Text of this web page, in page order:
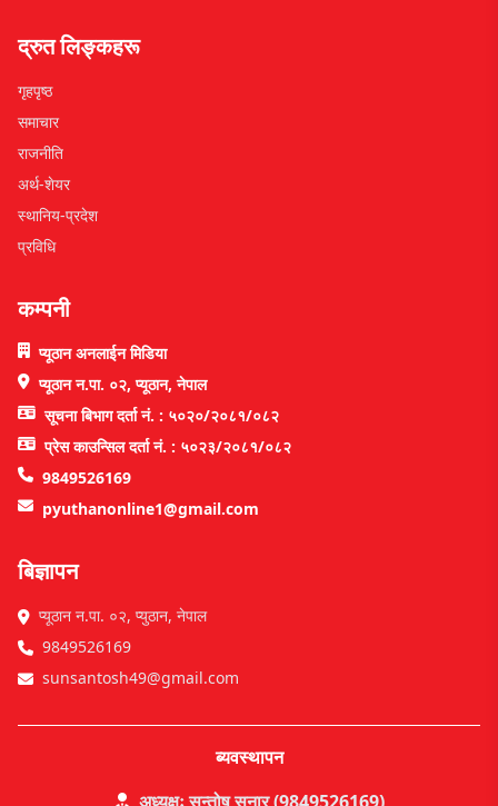
द्रुत लिङ्कहरू
गृहपृष्ठ
समाचार
राजनीति
अर्थ-शेयर
स्थानिय-प्रदेश
प्रविधि
कम्पनी
प्यूठान अनलाईन मिडिया
प्यूठान न.पा. ०२, प्यूठान, नेपाल
सूचना बिभाग दर्ता नं. : ५०२०/२०८१/०८२
प्रेस काउन्सिल दर्ता नं. : ५०२३/२०८१/०८२
9849526169
pyuthanonline1@gmail.com
बिज्ञापन
प्यूठान न.पा. ०२, प्युठान, नेपाल
9849526169
sunsantosh49@gmail.com
ब्यवस्थापन